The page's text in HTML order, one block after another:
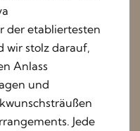
der etabliertesten
wir stolz darauf,
Anlass
und
Jede